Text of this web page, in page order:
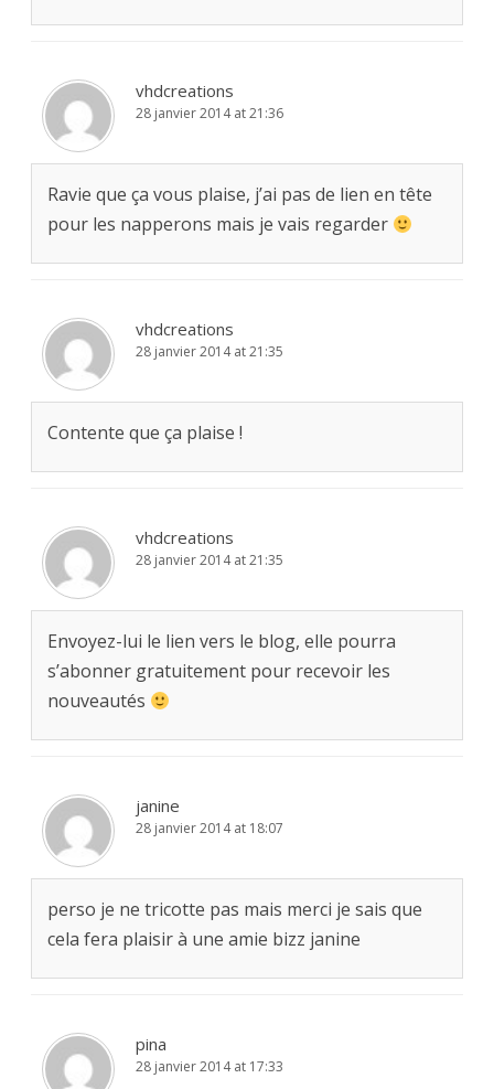
vhdcreations
28 janvier 2014 at 21:36
Ravie que ça vous plaise, j’ai pas de lien en tête
pour les napperons mais je vais regarder
vhdcreations
28 janvier 2014 at 21:35
Contente que ça plaise !
vhdcreations
28 janvier 2014 at 21:35
Envoyez-lui le lien vers le blog, elle pourra
s’abonner gratuitement pour recevoir les
nouveautés
janine
28 janvier 2014 at 18:07
perso je ne tricotte pas mais merci je sais que
cela fera plaisir à une amie bizz janine
pina
28 janvier 2014 at 17:33